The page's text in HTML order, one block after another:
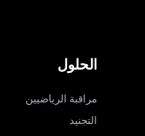
الحلول
مراقبة الرياضيين
التجنيد